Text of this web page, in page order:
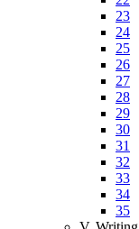
23
24
25
26
27
28
29
30
31
32
33
34
35